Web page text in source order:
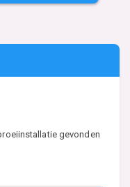
gevonden